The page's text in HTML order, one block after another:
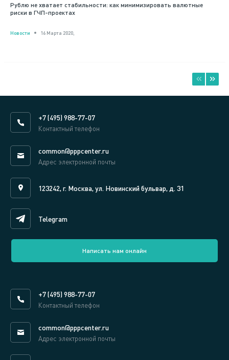
Рублю не хватает стабильности: как минимизировать валютные
риски в ГЧП-проектах
Новости 16 Марта 2020,
+7 (495) 988-77-07
Контактный телефон
common@pppcenter.ru
Адрес электронной почты
123242, г. Москва, ул. Новинский бульвар, д. 31
Telegram
Написать нам онлайн
+7 (495) 988-77-07
Контактный телефон
common@pppcenter.ru
Адрес электронной почты